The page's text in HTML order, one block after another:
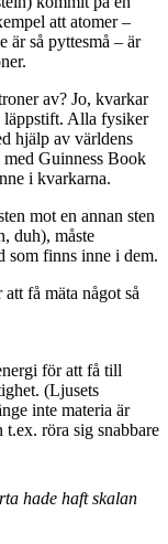
att atomer –
är så pyttesmå – är
av? Jo, kvarkar
läppstift. Alla fysiker
hjälp av världens
med Guinness Book
i kvarkarna.
mot en annan sten
duh), måste
som finns inne i dem.
få mäta något så
för att få till
(Ljusets
inte materia är
röra sig snabbare
hade haft skalan